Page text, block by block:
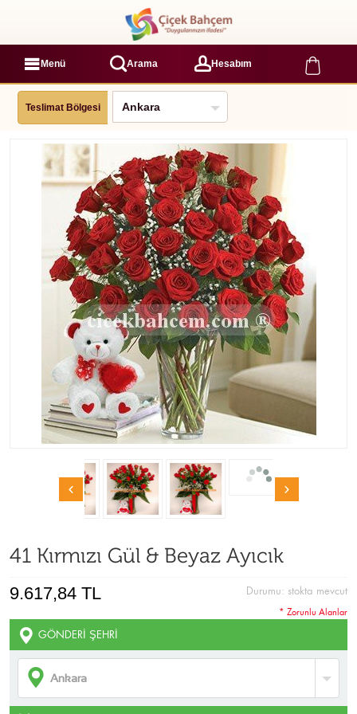
Menü Arama Hesabım
Teslimat Bölgesi
41 Kırmızı Gül & Beyaz Ayıcık
Durumu: stokta mevcut
9.617,84 TL
GÖNDERI ŞEHRI
* Zorunlu Alanlar